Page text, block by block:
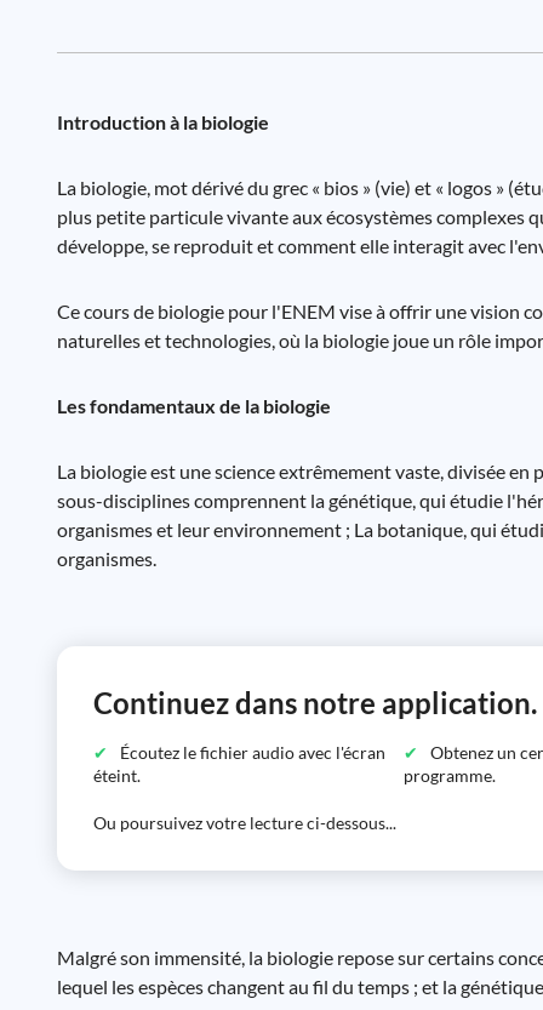
Introduction à la biologie
La biologie, mot dérivé du grec « bios » (vie) et « logos »
plus petite particule vivante aux écosystèmes complexes
développe, se reproduit et comment elle interagit avec
Ce cours de biologie pour l'ENEM vise à offrir une vision
naturelles et technologies, où la biologie joue un rôle
Les fondamentaux de la biologie
La biologie est une science extrêmement vaste, divisée
sous-disciplines comprennent la génétique, qui étudie
organismes et leur environnement ; La botanique, qui
organismes.
Continuez dans notre application.
Écoutez le fichier audio avec l'écran
éteint.
Obtenez un
programme.
Ou poursuivez votre lecture ci-dessous...
Malgré son immensité, la biologie repose sur certains
lequel les espèces changent au fil du temps ; et la